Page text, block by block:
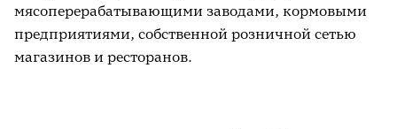
мясоперерабатывающими заводами, кормовыми
предприятиями, собственной розничной сетью
магазинов и ресторанов.